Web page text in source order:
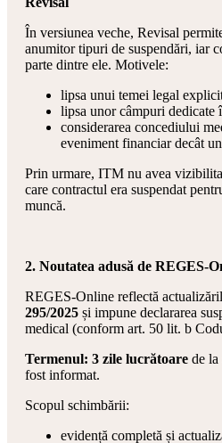
În versiunea veche, Revisal
anumitor tipuri de suspendări, iar
parte dintre ele. Motivele:
lipsa unui temei legal
lipsa unor câmpuri dedicate
considerarea concediului
eveniment financiar decât
Prin urmare, ITM nu avea
care contractul era suspendat
muncă.
2. Noutatea adusă de REGES-
REGES-Online reflectă
295/2025 și impune declararea
medical (conform art. 50 lit. b
Termenul: 3 zile lucrătoare de la
fost informat.
Scopul schimbării:
evidență completă și